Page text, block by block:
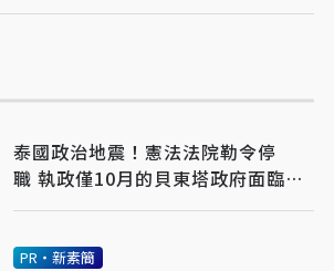
泰國政治地震！憲法法院勒令停
職 執政僅10月的貝東塔政府面臨下
台風暴
PR・新素簡